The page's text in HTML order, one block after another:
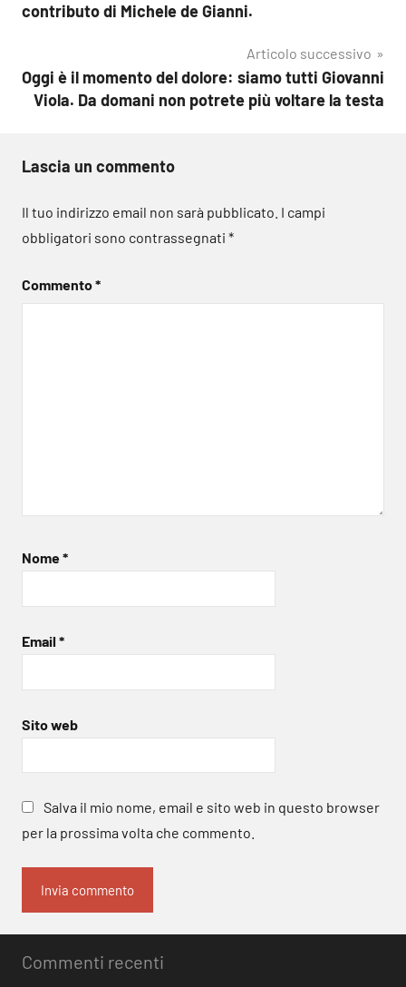
contributo di Michele de Gianni.
Articolo successivo
Oggi è il momento del dolore: siamo tutti Giovanni
Viola. Da domani non potrete più voltare la testa
Lascia un commento
Il tuo indirizzo email non sarà pubblicato. I campi
obbligatori sono contrassegnati *
Commento*
Nome*
Email *
Sito web
Salva il mio nome, email e sito web in questo browser
per la prossima volta che commento.
Commenti recenti